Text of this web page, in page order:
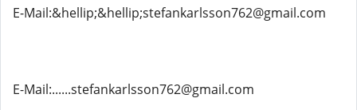
E-Mail:&hellip;&hellip;stefankarlsson762@gmail.com
E-Mail:......stefankarlsson762@gmail.com